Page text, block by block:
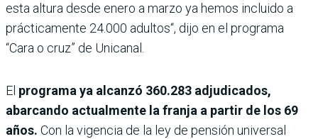
esta altura desde enero a marzo ya hemos incluido a
prácticamente 24.000 adultos“, dijo en el programa
“Cara o cruz” de Unicanal.
El programa ya alcanzó 360.283 adjudicados,
abarcando actualmente la franja a partir de los 69
años. Con la vigencia de la ley de pensión universal